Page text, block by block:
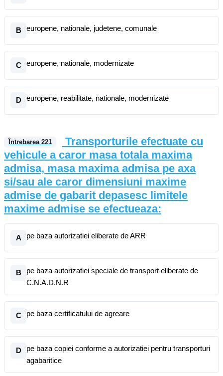
B europene, nationale, judetene, comunale
C europene, nationale, modernizate
D europene, reabilitate, nationale, modernizate
Întrebarea 221
Transporturile efectuate cu
vehicule a caror masa totala maxima
admisa, masa maxima admisa pe axa
si/sau ale caror dimensiuni maxime
admise de gabarit depasesc limitele
maxime admise se efectueaza:
A pe baza autorizatiei eliberate de ARR
B
pe baza autorizatiei speciale de transport eliberate de
C.N.A.D.N.R
C pe baza certificatului de agreare
D
pe baza copiei conforme a autorizatiei pentru transporturi
agabaritice